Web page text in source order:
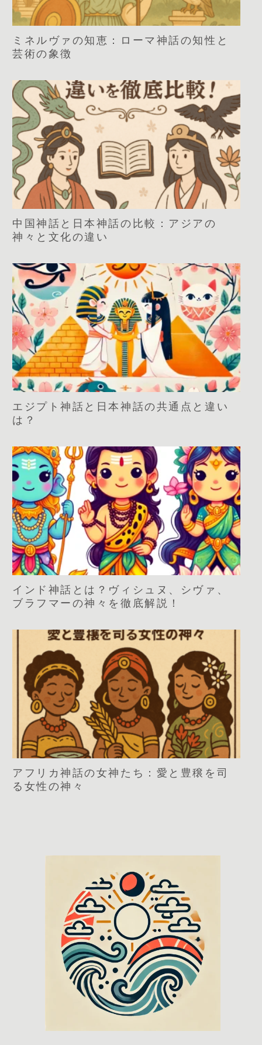
ミネルヴァの知恵：ローマ神話の知性と
芸術の象徴
中国神話と日本神話の比較：アジアの
神々と文化の違い
エジプト神話と日本神話の共通点と違い
は？
インド神話とは？ヴィシュヌ、シヴァ、
ブラフマーの神々を徹底解説！
アフリカ神話の女神たち：愛と豊穣を司
る女性の神々